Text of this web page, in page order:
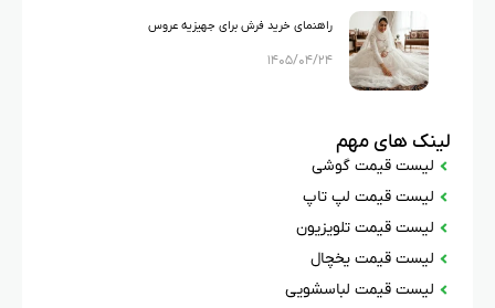
راهنمای خرید فرش برای جهیزیه عروس
۱۴۰۵/۰۴/۲۴
لینک های مهم
لیست قیمت گوشی
لیست قیمت لپ تاپ
لیست قیمت تلویزیون
لیست قیمت یخچال
لیست قیمت لباسشویی